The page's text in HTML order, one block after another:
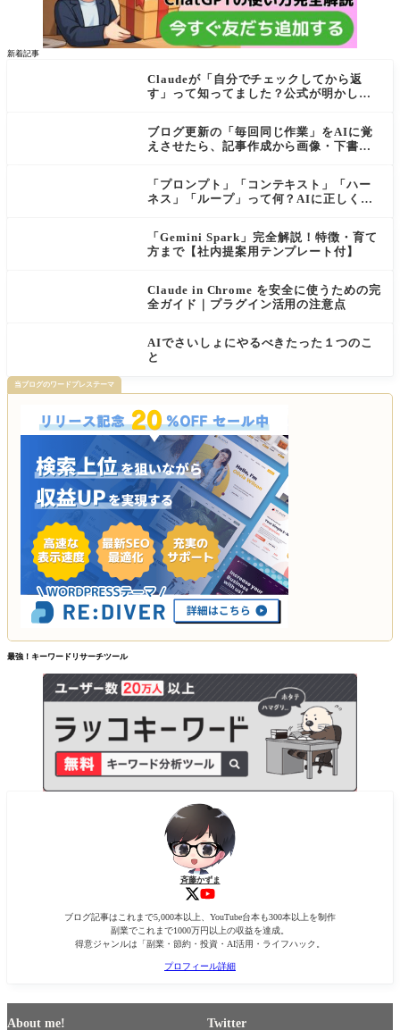
新着記事
Claudeが「自分でチェックしてから返
す」って知ってました？公式が明かし
ブログ更新の「毎回同じ作業」をAIに覚
えさせたら、記事作成から画像・下書き
「プロンプト」「コンテキスト」「ハー
ネス」「ループ」って何？AIに正しく伝
「Gemini Spark」完全解説！特徴・育て
方まで【社内提案用テンプレート付】
Claude in Chrome を安全に使うための完
全ガイド｜プラグイン活用の注意点
AIでさいしょにやるべきたった１つのこ
と
当ブログのワードプレステーマ
最強！キーワードリサーチツール
斉藤かずま
ブログ記事はこれまで5,000本以上、YouTube台本も300本以上を制作
副業でこれまで1000万円以上の収益を達成。
得意ジャンルは「副業・節約・投資・AI活用・ライフハック。
プロフィール詳細
About me! Twitter